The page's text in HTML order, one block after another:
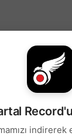
DIĞER